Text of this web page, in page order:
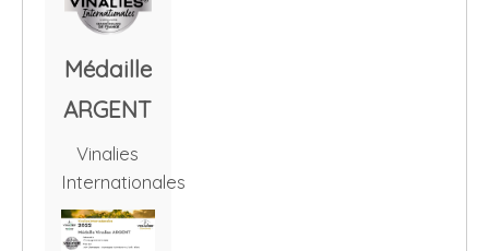
Médaille
ARGENT
Vinalies
Internationales